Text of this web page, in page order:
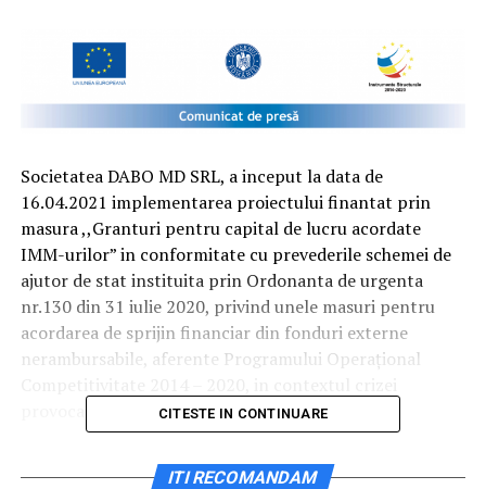
Societatea DABO MD SRL, a inceput la data de
16.04.2021 implementarea proiectului finantat prin
masura ,,Granturi pentru capital de lucru acordate
IMM-urilor” in conformitate cu prevederile schemei de
ajutor de stat instituita prin Ordonanta de urgenta
nr.130 din 31 iulie 2020, privind unele masuri pentru
acordarea de sprijin financiar din fonduri externe
nerambursabile, aferente Programului Operațional
provocate de COVID-19.
Valoarea Grant: 528669 RON
CITESTE IN CONTINUARE
ITI RECOMANDAM